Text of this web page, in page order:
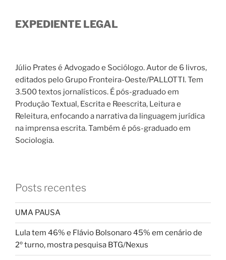
EXPEDIENTE LEGAL
Júlio Prates é Advogado e Sociólogo. Autor de 6 livros,
editados pelo Grupo Fronteira-Oeste/PALLOTTI. Tem
3.500 textos jornalísticos. É pós-graduado em
Produção Textual, Escrita e Reescrita, Leitura e
Releitura, enfocando a narrativa da linguagem jurídica
na imprensa escrita. Também é pós-graduado em
Sociologia.
Posts recentes
UMA PAUSA
Lula tem 46% e Flávio Bolsonaro 45% em cenário de
2º turno, mostra pesquisa BTG/Nexus